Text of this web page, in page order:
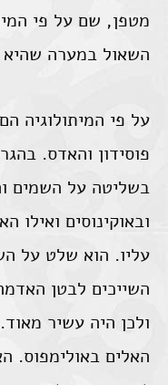
מטפן, שם על פי
השאול במערה
על פי המיתולוגיה
פוסידון והאדס.
בשליטה על השמים
ובאוקינוסים
עליו. הוא שלט על
השייכים לבטן
ולכן היה עשיר
האלים באולימפוס.